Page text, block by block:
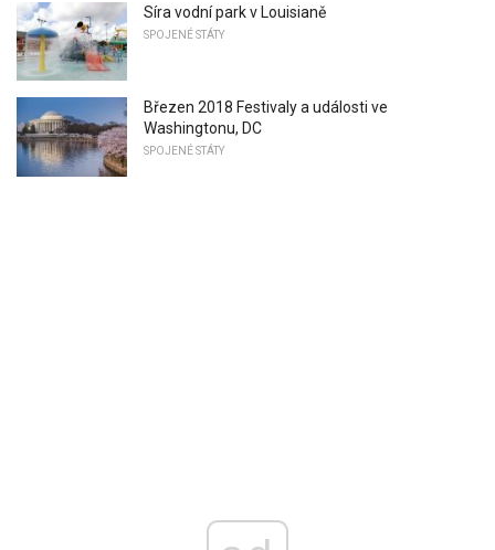
Síra vodní park v Louisianě
SPOJENÉ STÁTY
Březen 2018 Festivaly a události ve
Washingtonu, DC
SPOJENÉ STÁTY